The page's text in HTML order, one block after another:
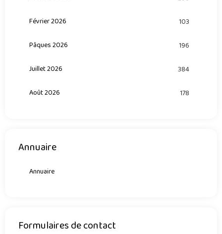
Février 2026 103
Pâques 2026 196
Juillet 2026 384
Août 2026 178
Annuaire
Annuaire
Formulaires de contact